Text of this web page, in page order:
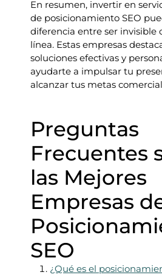
En resumen, invertir en
de posicionamiento SEO
diferencia entre ser invisible
línea. Estas empresas
soluciones efectivas y
ayudarte a impulsar tu
alcanzar tus metas
Preguntas
Frecuentes
las Mejores
Empresas
SEO
¿Qué es el